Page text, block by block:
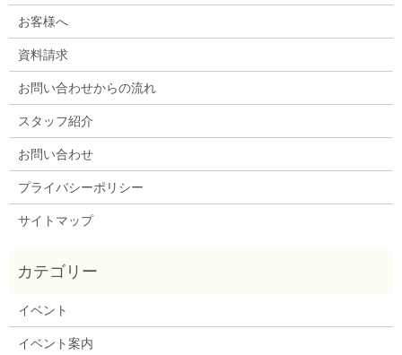
お客様へ
資料請求
お問い合わせからの流れ
スタッフ紹介
お問い合わせ
プライバシーポリシー
サイトマップ
イベント
イベント案内